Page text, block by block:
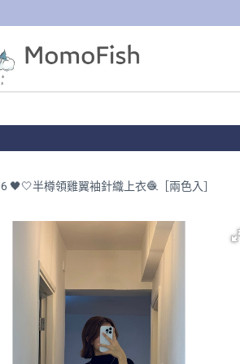
🖤🤍半樽領雞翼袖針織上衣🧶［兩色入］